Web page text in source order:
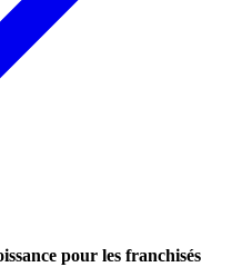
pour les franchisés